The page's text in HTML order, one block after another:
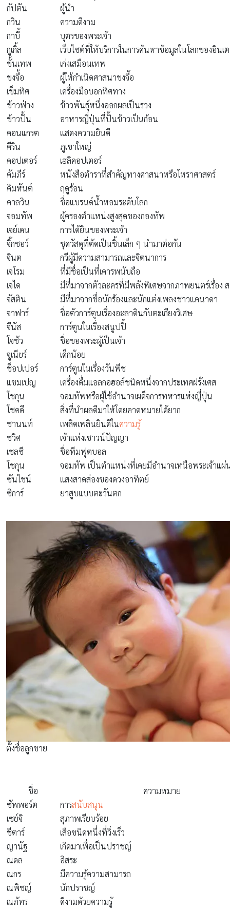
กัปตัน
ผู้นำ
กวิน
ความดีงาม
กาบี้
บุตรของพระเจ้า
กูเกิ้ล
เว็บไซต์ที่ให้บริการในการค้นหาข้อมูลในโลกของอินเ
ขั้นเทพ
เก่งเสมือนเทพ
ขงจื้อ
ผู้ให้กำเนิดศาสนาขงจื๊อ
เข็มทิศ
เครื่องมือบอกทิศทาง
ข้าวฟ่าง
ข้าวพันธุ์หนึ่งออกผลเป็นรวง
ข้าวปั้น
อาหารญี่ปุ่นที่ปั้นข้าวเป็นก้อน
คอนแกรต
แสดงความยินดี
คีริน
ภูเขาใหญ่
คอปเตอร์
เฮลิคอปเตอร์
คัมภีร์
หนังสือตําราที่สําคัญทางศาสนาหรือโหราศาสตร์
คิมหันต์
ฤดูร้อน
คาลวิน
ชื่อแบรนด์น้ำหอมระดับโลก
จอมทัพ
ผู้ครองตำแหน่งสูงสุดของกองทัพ
เจย์เดน
การได้ยินของพระเจ้า
จิ๊กซอว์
ชุดวัสดุที่ตัดเป็นชิ้นเล็ก ๆ นำมาต่อกัน
จินต
กวีผู้มีความสามารถและจิตนาการ
เจโรม
ที่มีชื่อเป็นที่เคารพนับถือ
เจได
มีที่มาจากตัวละครที่มีพลังพิเศษจากภาพยนตร์เรื่อง
จัสติน
มีที่มาจากชื่อนักร้องและนักแต่งเพลงชาวแคนาดา
จาฟาร์
ชื่อตัวการ์ตูนเรื่องอะลาดินกับตะเกียงวิเศษ
จีนัส
การ์ตูนในเรื่องสนูปปี้
โจชัว
ชื่อของพระผู้เป็นเจ้า
จูเนียร์
เด็กน้อย
ช็อปเปอร์
การ์ตูนในเรื่องวันพีช
แชมเปญ
เครื่องดื่มแอลกอฮอล์ชนิดหนึ่งจากประเทศฝรั่งเศส
โชกุน
จอมทัพหรือผู้ใช้อำนาจเผด็จการทหารแห่งญี่ปุ่น
โชคดี
สิ่งที่นําผลดีมาให้โดยคาดหมายได้ยาก
ชานนท์
เพลิดเพลินยินดีในความรู้
ชวิศ
เจ้าแห่งเชาวน์ปัญญา
เชลซี
ชื่อทีมฟุตบอล
โชกุน
จอมทัพ เป็นตำแหน่งที่เคยมีอำนาจเหนือพระเจ้าแผ่
ซันไชน์
แสงสาดส่องของดวงอาทิตย์
ซิการ์
ยาสูบแบบตะวันตก
ตั้งชื่อลูกชาย
ชื่อ
ความหมาย
ซัพพอร์ต
การสนับสนุน
เซย์จิ
สุภาพเรียบร้อย
ชีตาร์
เสือชนิดหนึ่งที่วิ่งเร็ว
ญานัฐ
เกิดมาเพื่อเป็นปราชญ์
ณดล
อิสระ
ณกร
มีความรู้ความสามารถ
ณพิชญ์
นักปราชญ์
ณภัทร
ดีงามด้วยความรู้